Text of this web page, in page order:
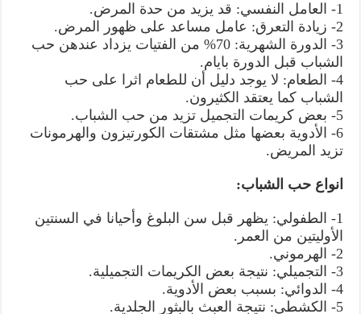
1- العامل النفسي: قد يزيد من حدة المرض.
2- زيادة التعرق: عامل مساعد على ظهور المرض.
3- الدورة الشهرية: 70% من الفتيات يزداد عندهن حب
الشباب قبل الدورة بايام.
4- الطعام: لا يوجد دلیل أن للطعام اثرا على حب
الشباب كما يعتقد الكثيرون.
5- بعض كريمات التجميل تزيد من حب الشباب.
6- الأدوية بعضها مثل مشتقات الكورتيزون والهرمونات
تزيد المريض.
انواع حب الشباب:
1- الطفولي: يظهر قبل سن البلوغ وأحيانا في السنتين
الأوليتين من العمر.
2- الهرموني.
3- التجميلي: نتيجة بعض الكريمات التجميلية.
4- الدوائي: بسبب بعض الأدوية.
5- الكشطي: نتيجة العبث بالبثور الجلدية.